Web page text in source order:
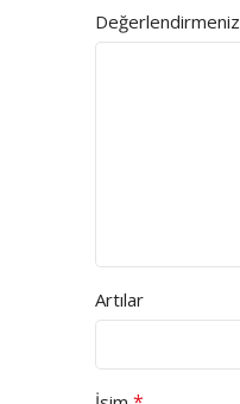
Değerlendirmeniz
Artılar